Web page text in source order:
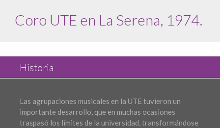
Coro UTE en La Serena, 1974.
Historia
Las agrupaciones musicales en la UTE tuvieron un
importante desarrollo, que en muchas ocasiones
traspasó los límites de la universidad, transformándose